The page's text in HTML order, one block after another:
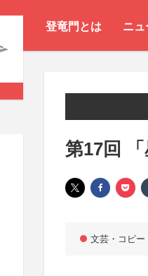
登竜門とは ニュ
第17回
文芸・コピー